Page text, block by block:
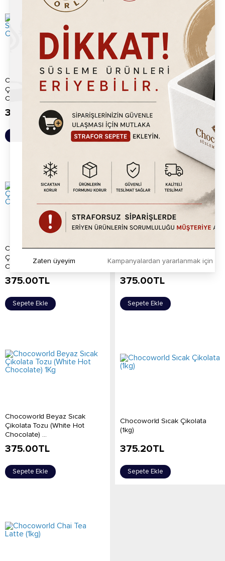
Chocoworld Kurabiyeli Sıcak
Çikolata (Cookies Hot
Chocolate...
375.00 TL
Sepete Ekle
Chocoworld Moka Çikolata
Tozu (Mocha Chocolate) 1Kg
375.00
Sepete Ekle
Chocoworld Beyaz Moka
Çikolata Tozu (Mocha White
Chocolate)...
375.00TL
Sepete Ekle
Chocoworld Çilekli Sıcak
Çikolata Tozu (Strawberry
White Ho...
375.00TL
Sepete Ekle
Chocoworld Beyaz Sıcak
Çikolata Tozu (White Hot
Chocolate) ...
375.00TL
Sepete Ekle
Chocoworld Sıcak Çikolata
(1kg)
375.20TL
Sepete Ekle
Kampanyalardan yararlanmak için
Zaten üyeyim